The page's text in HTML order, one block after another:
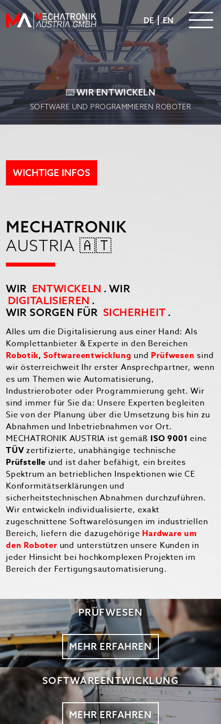
DE EN
KARRIERE
DOWNLOADS
KONTAKT
KONTAKTIEREN
WIR DIGITALISIEREN 🕹
IHR UNTERNEHMEN VON A-Z
MECHATRONIK
AUSTRIA 🇦🇹
WIR ENTWICKELN . WIR
DIGITALISIEREN .
WIR SORGEN FÜR SICHERHEIT .
Alles um die Digitalisierung aus einer Hand: Als
Komplettanbieter & Experte in den Bereichen
Robotik,Softwareentwicklung und Prüfwesen sind
wir österreichweit Ihr erster Ansprechpartner, wenn
es um Themen wie Automatisierung,
Industrieroboter oder Programmierung geht. Wir
sind immer für Sie da: Unsere Experten begleiten
Sie von der Planung über die Umsetzung bis hin zu
Abnahmen und Inbetriebnahmen vor Ort.
MECHATRONIK AUSTRIA ist gemäß ISO 9001 eine
TÜVzertifizierte, unabhängige technische
Prüfstelle und ist daher befähigt, ein breites
Spektrum an betrieblichen Inspektionen wie CE
Konformitätserklärungen und
sicherheitstechnischen Abnahmen durchzuführen.
Wir entwickeln individualisierte, exakt
zugeschnittene Softwarelösungen im industriellen
Bereich, liefern die dazugehörige Hardware um
den Roboterund unterstützen unsere Kunden in
jeder Hinsicht bei hochkomplexen Projekten im
Bereich der Fertigungsautomatisierung.
WICHTIGE INFOS
PRÜFWESEN
MEHR ERFAHREN
SOFTWAREENTWICKLUNG
MEHR ERFAHREN